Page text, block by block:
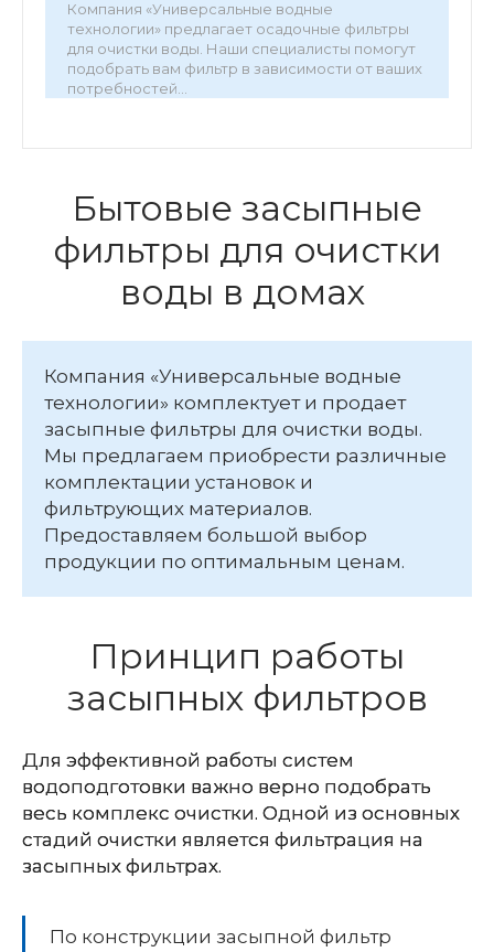
Компания «Универсальные водные
технологии» предлагает осадочные фильтры
для очистки воды. Наши специалисты помогут
подобрать вам фильтр в зависимости от ваших
потребностей...
Производительность, м³/час — 0,8-2,5
Подключение — 1"
Бытовые засыпные
фильтры для очистки
воды в домах
Компания «Универсальные водные
технологии» комплектует и продает
засыпные фильтры для очистки воды.
Мы предлагаем приобрести различные
комплектации установок и
фильтрующих материалов.
Предоставляем большой выбор
продукции по оптимальным ценам.
Принцип работы
засыпных фильтров
Для эффективной работы систем
водоподготовки важно верно подобрать
весь комплекс очистки. Одной из основных
стадий очистки является фильтрация на
засыпных фильтрах.
По конструкции засыпной фильтр